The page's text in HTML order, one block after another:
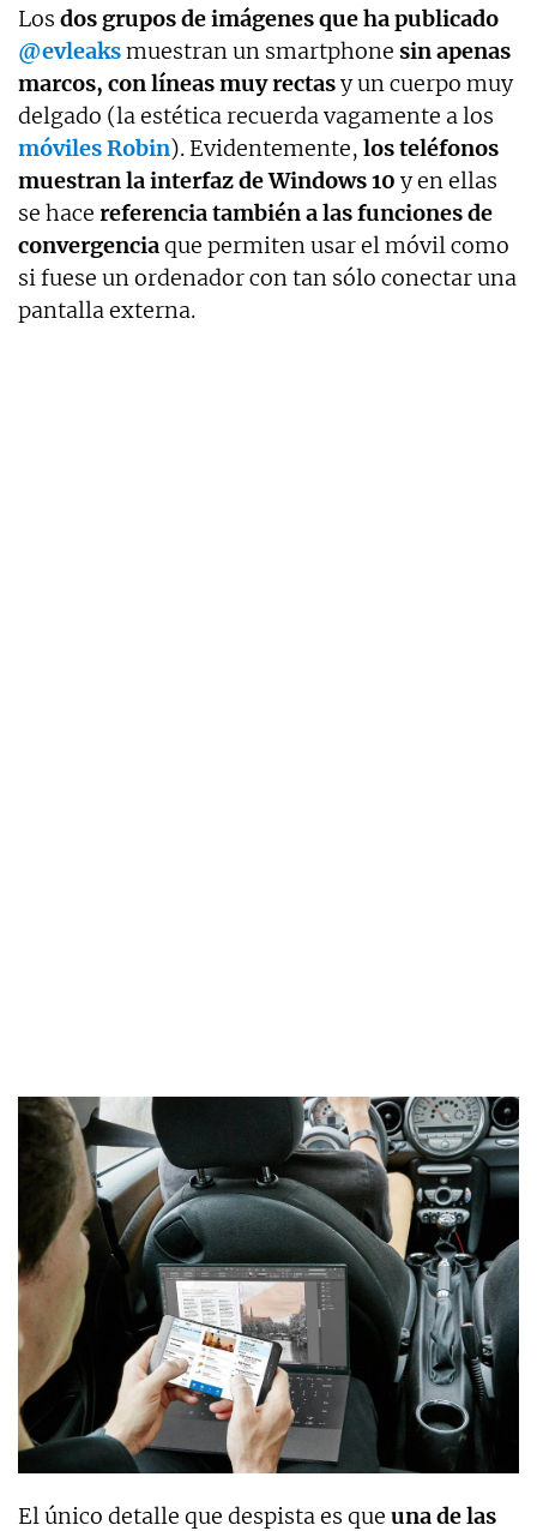
Los dos grupos de imágenes que ha publicado
@evleaksmuestran un smartphone sin apenas
marcos, con líneas muy rectasy un cuerpo muy
delgado (la estética recuerda vagamente a los
móviles Robin). Evidentemente, los teléfonos
muestran la interfaz de Windows 10 y en ellas
se hace referencia también a las funciones de
convergenciaque permiten usar el móvil como
si fuese un ordenador con tan sólo conectar una
pantalla externa.
El único detalle que despista es que una de las